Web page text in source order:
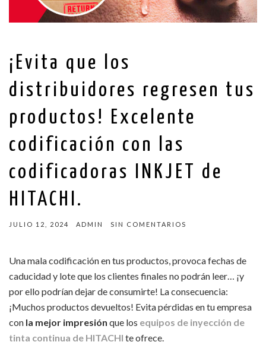
¡Evita que los
distribuidores regresen tus
productos! Excelente
codificación con las
codificadoras INKJET de
HITACHI.
JULIO 12, 2024 ADMIN SIN COMENTARIOS
Una mala codificación en tus productos, provoca fechas de
caducidad y lote que los clientes finales no podrán leer… ¡y
por ello podrían dejar de consumirte! La consecuencia:
¡Muchos productos devueltos! Evita pérdidas en tu empresa
con la mejor impresión que los equipos de inyección de
tinta continua de HITACHI te ofrece.